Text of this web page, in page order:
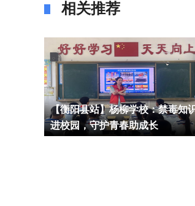
相关推荐
【衡阳县站】杨柳学校：禁毒知
进校园，守护青春助成长